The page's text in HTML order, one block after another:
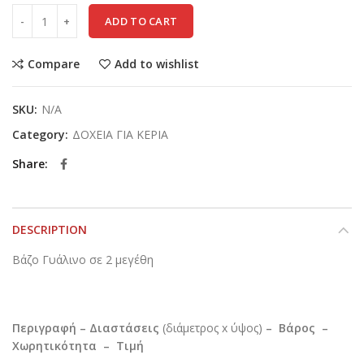
ADD TO CART
Compare Add to wishlist
SKU: N/A
Category: ΔΟΧΕΙΑ ΓΙΑ ΚΕΡΙΑ
Share
DESCRIPTION
Βάζο Γυάλινο σε 2 μεγέθη
Περιγραφή – Διαστάσεις (διάμετρος x ύψος) – Βάρος –
Χωρητικότητα – Τιμή